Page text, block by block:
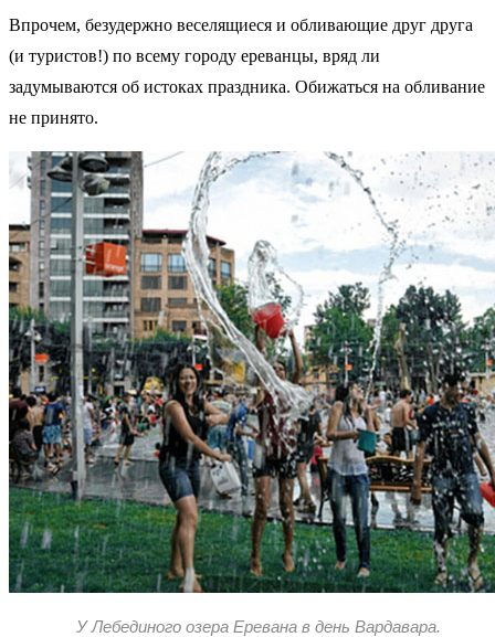
Впрочем, безудержно веселящиеся и обливающие друг друга
(и туристов!) по всему городу ереванцы, вряд ли
задумываются об истоках праздника. Обижаться на обливание
не принято.
У Лебединого озера Еревана в день Вардавара.